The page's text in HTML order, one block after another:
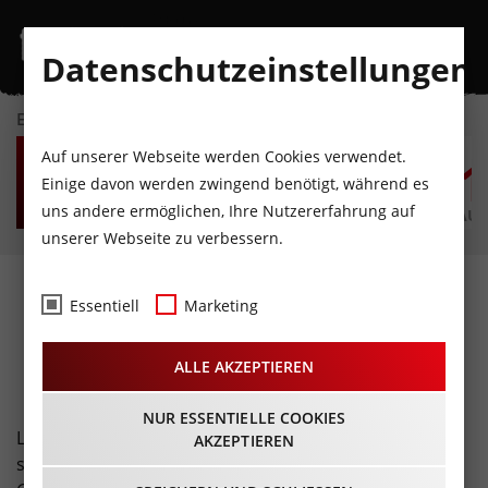
EVENTKALENDER
DO
6
AUGUST
FR
7
AUGUST
SA
8
AUGUST
SO
9
AUGUST
MO
10
AUGUST
Kulinarik · Lokale
Gastronomiebetriebe in
Innsbruck und Tirol
Liebe geht durch den Magen, nicht nur in Innsbruck,
sondern in ganz Tirol. Denn wer in unseren
Datenschutzeinstellungen
Auf unserer Webseite werden Cookies verwendet.
Einige davon werden zwingend benötigt, während es
uns andere ermöglichen, Ihre Nutzererfahrung auf
unserer Webseite zu verbessern.
Essentiell Marketing
ALLE AKZEPTIEREN
NUR ESSENTIELLE COOKIES
AKZEPTIEREN